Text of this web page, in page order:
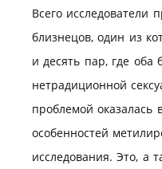
Всего исследователи
близнецов, один из
и десять пар, где оба
нетрадиционной
проблемой оказалась
особенностей
исследования. Это, а